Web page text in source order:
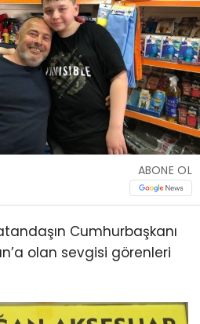
ABONE OL
Cumhurbaşkanı
olan sevgisi görenleri